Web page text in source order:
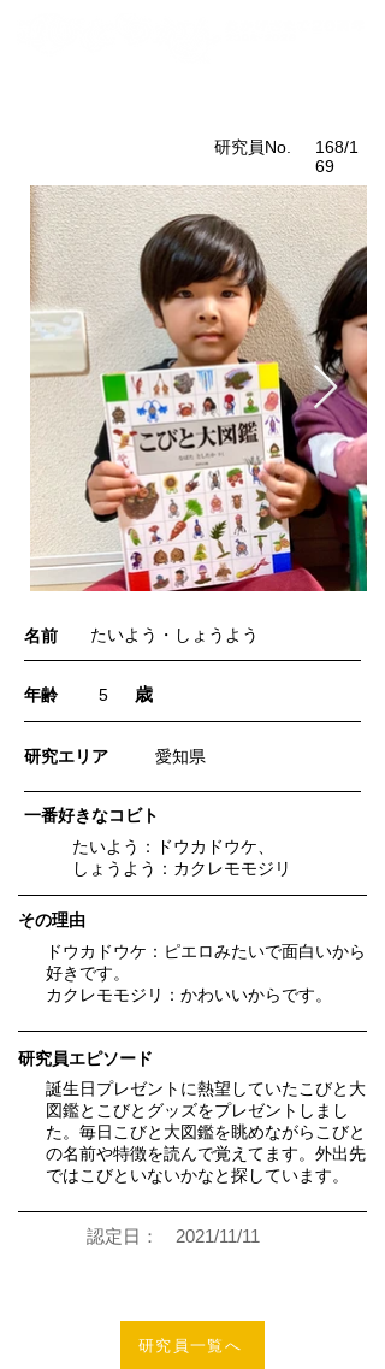
​研究員No.
168/1
69
名前 たいよう・しょうよう
年齢 5 歳
​研究エリア 愛知県
一番好きなコビト
たいよう：ドウカドウケ、
しょうよう：カクレモモジリ
​その理由
ドウカドウケ：ピエロみたいで面白いから
好きです。
カクレモモジリ：かわいいからです。
研究員エピソード
誕生日プレゼントに熱望していたこびと大
図鑑とこびとグッズをプレゼントしまし
た。毎日こびと大図鑑を眺めながらこびと
の名前や特徴を読んで覚えてます。外出先
ではこびといないかなと探しています。
認定日： 2021/11/11
研究員一覧へ